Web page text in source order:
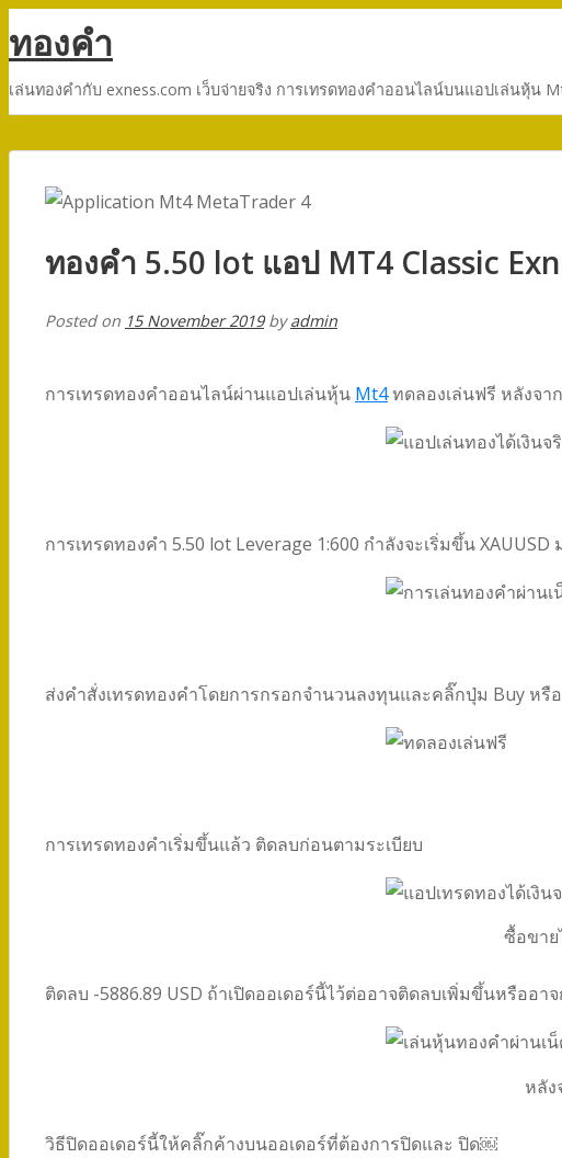
ทองคำ
เล่นทองคำกับ exness.com เว็บจ่ายจริง การเทรดทองคำออนไลน์บนแอปเล่นหุ้น
ทองคำ 5.50 lot แอป MT4 Classic
Posted on 15 November 2019byadmin
การเทรดทองคำออนไลน์ผ่านแอปเล่นหุ้น Mt4ทดลองเล่นฟรี หลังจา
การเทรดทองคำ 5.50 lot Leverage 1:600 กำลังจะเริ่มขึ้น
ส่งคำสั่งเทรดทองคำโดยการกรอกจำนวนลงทุนและคลิ๊กปุ่ม Buy หรือ
การเทรดทองคำเริ่มขึ้นแล้ว ติดลบก่อนตามระเบียบ
ซื้อขาย
ติดลบ -5886.89 USD ถ้าเปิดออเดอร์นี้ไว้ต่ออาจติดลบเพิ่มขึ้นหรืออา
หลัง
วิธีปิดออเดอร์นี้ให้คลิ๊กค้างบนออเดอร์ที่ต้องการปิดและ ปิด￼